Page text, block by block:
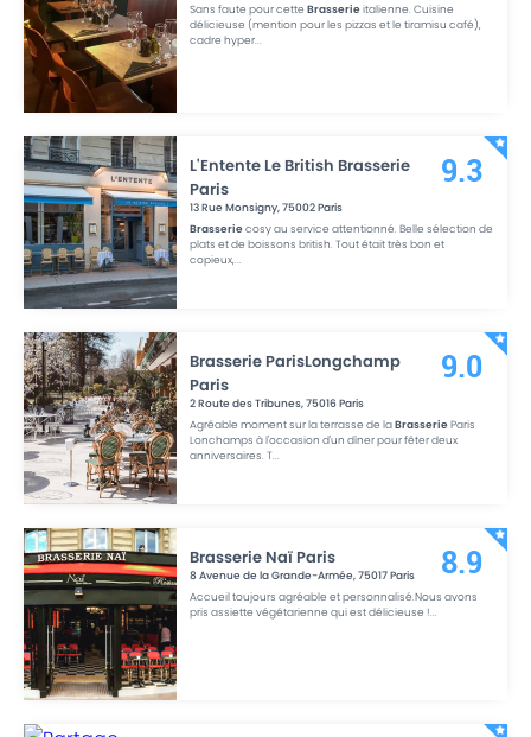
Sans faute pour cetteBrasserieitalienne. Cuisine
délicieuse (mention pour les pizzas et le tiramisu café),
cadre hyper...
L'Entente Le British Brasserie
Paris
13 Rue Monsigny,75002Paris
Brasseriecosy au service attentionné. Belle sélection de
plats et de boissons british. Tout était très bon et
copieux,...
9.3
Brasserie ParisLongchamp
Paris
2 Route des Tribunes,75016Paris
Agréable moment sur la terrasse de laBrasserieParis
Lonchamps à l'occasion d'un dîner pour fêter deux
anniversaires. T...
9.0
Brasserie Naï Paris
8 Avenue de la Grande-Armée,75017Paris
Accueil toujours agréable et personnalisé.Nous avons
pris assiette végétarienne qui est délicieuse !...
8.9